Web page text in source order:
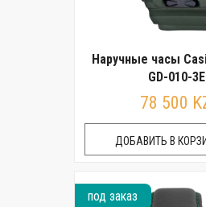
Наручные часы
GD-010-
78 500
ДОБАВИТЬ В
под заказ